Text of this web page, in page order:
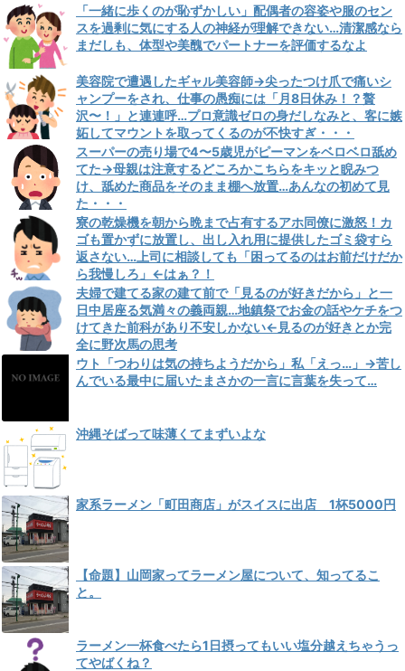
「一緒に歩くのが恥ずかしい」配偶者の容姿や服のセン
スを過剰に気にする人の神経が理解できない…清潔感なら
まだしも、体型や美醜でパートナーを評価するなよ
美容院で遭遇したギャル美容師→尖ったつけ爪で痛いシ
ャンプーをされ、仕事の愚痴には「月8日休み！？贅
沢〜！」と連連呼…プロ意識ゼロの身だしなみと、客に嫉
妬してマウントを取ってくるのが不快すぎ・・・
スーパーの売り場で4〜5歳児がピーマンをベロベロ舐め
てた→母親は注意するどころかこちらをキッと睨みつ
け、舐めた商品をそのまま棚へ放置…あんなの初めて見
た・・・
寮の乾燥機を朝から晩まで占有するアホ同僚に激怒！カ
ゴも置かずに放置し、出し入れ用に提供したゴミ袋すら
返さない…上司に相談しても「困ってるのはお前だけだか
ら我慢しろ」←はぁ？！
夫婦で建てる家の建て前で「見るのが好きだから」と一
日中居座る気満々の義両親…地鎮祭でお金の話やケチをつ
けてきた前科があり不安しかない←見るのが好きとか完
全に野次馬の思考
ウト「つわりは気の持ちようだから」私「えっ…」→苦し
んでいる最中に届いたまさかの一言に言葉を失って…
沖縄そばって味薄くてまずいよな
家系ラーメン「町田商店」がスイスに出店 1杯5000円
【命題】山岡家ってラーメン屋について、知ってるこ
と。
ラーメン一杯食べたら1日摂ってもいい塩分越えちゃうっ
てやばくね？